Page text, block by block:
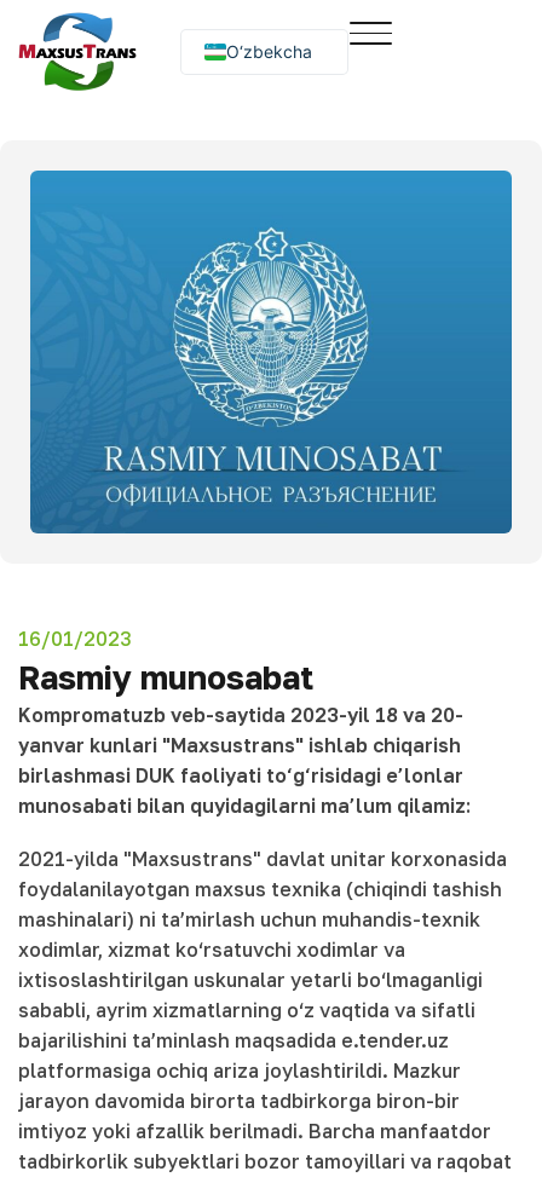
O‘zbekcha
Русский
16/01/2023
Rasmiy munosabat
Kompromatuzb veb-saytida 2023-yil 18 va 20-
yanvar kunlari "Maxsustrans" ishlab chiqarish
birlashmasi DUK faoliyati to‘g‘risidagi e’lonlar
munosabati bilan quyidagilarni ma’lum qilamiz:
2021-yilda "Maxsustrans" davlat unitar korxonasida
foydalanilayotgan maxsus texnika (chiqindi tashish
mashinalari) ni ta’mirlash uchun muhandis-texnik
xodimlar, xizmat ko‘rsatuvchi xodimlar va
ixtisoslashtirilgan uskunalar yetarli bo‘lmaganligi
sababli, ayrim xizmatlarning o‘z vaqtida va sifatli
bajarilishini ta’minlash maqsadida e.tender.uz
platformasiga ochiq ariza joylashtirildi. Mazkur
jarayon davomida birorta tadbirkorga biron-bir
imtiyoz yoki afzallik berilmadi. Barcha manfaatdor
tadbirkorlik subyektlari bozor tamoyillari va raqobat